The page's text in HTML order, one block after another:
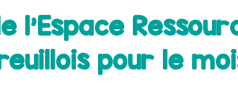
l’Espace
pour le